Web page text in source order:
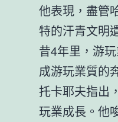
他表現，盡管
特的汗青文明
昔4年里，游
成游玩業質的
托卡耶夫指出
玩業成長。他